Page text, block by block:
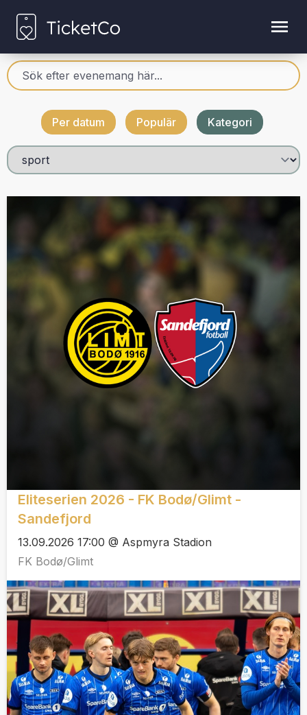
Per datum Populär Kategori
Eliteserien 2026 - FK Bodø/Glimt -
Sandefjord
13.09.2026 17:00 @ Aspmyra Stadion
FK Bodø/Glimt